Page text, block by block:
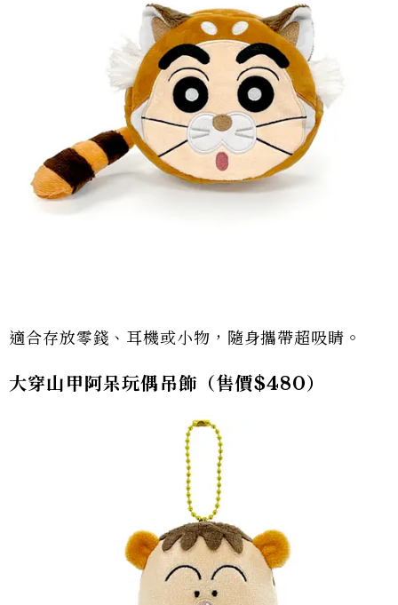
適合存放零錢、耳機或小物，隨身攜帶超吸睛。
大穿山甲阿呆玩偶吊飾（售價$480）